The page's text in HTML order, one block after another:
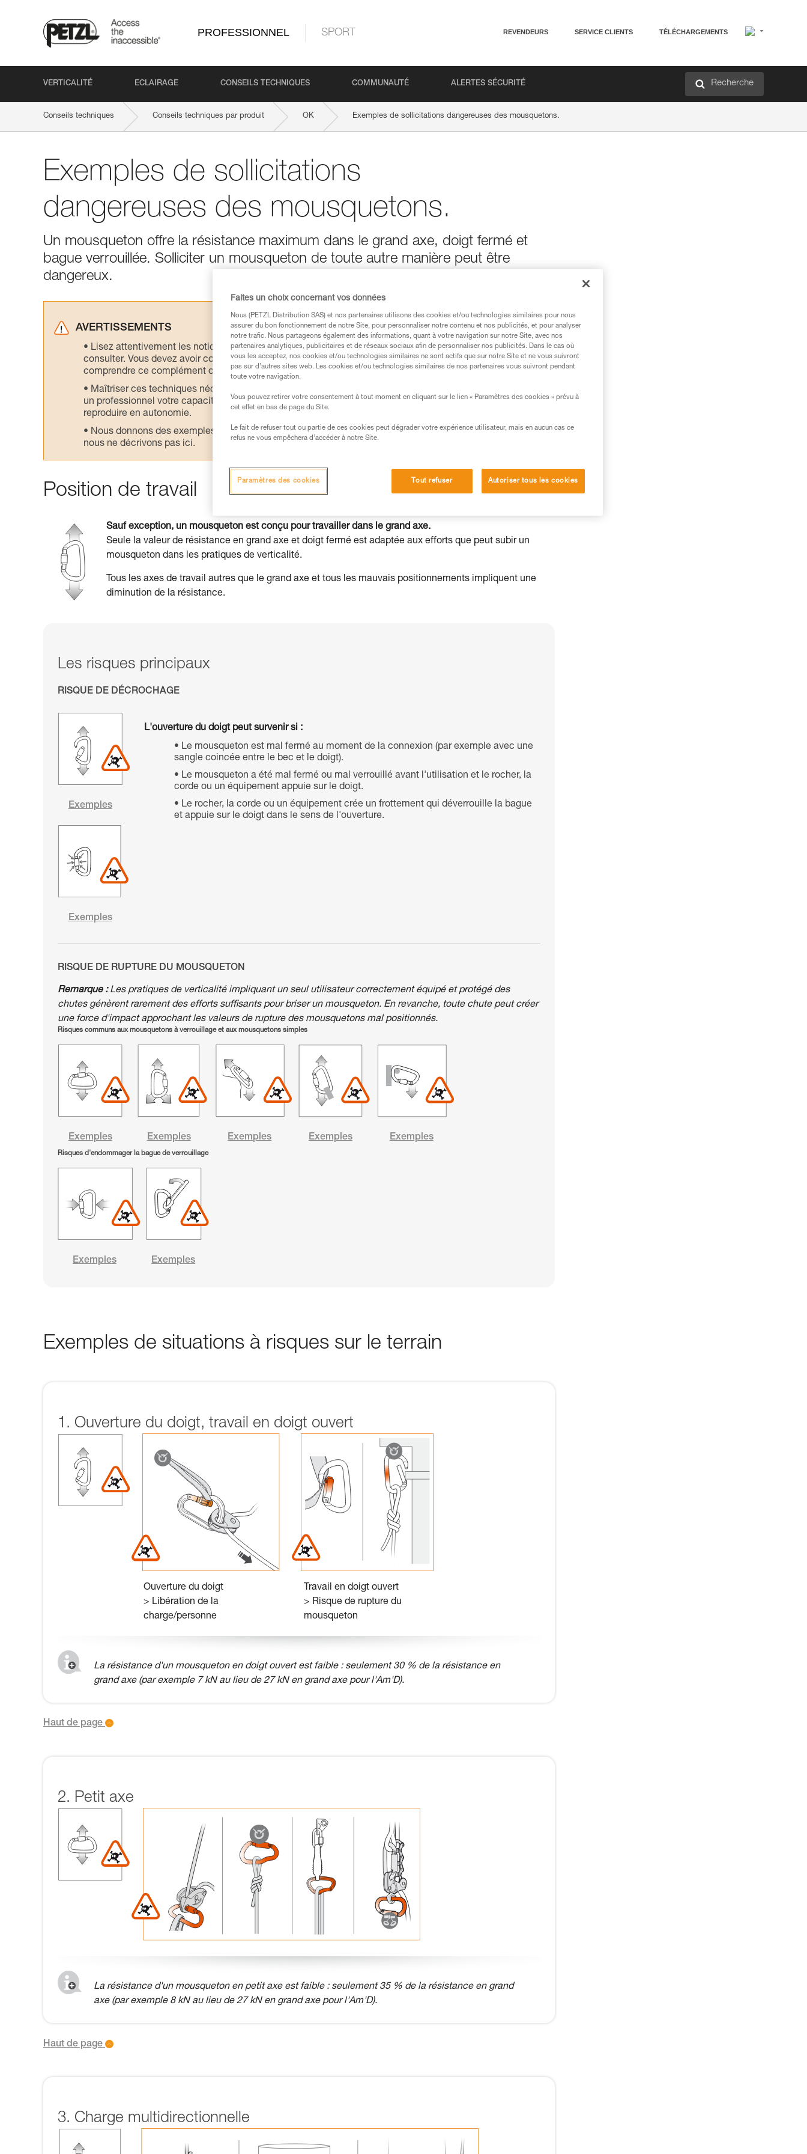
PROFESSIONNEL SPORT REVENDEURS SERVICE CLIENTS TÉLÉCHARGEMENTS
VERTICALITÉ ECLAIRAGE CONSEILS TECHNIQUES COMMUNAUTÉ ALERTES SÉCURITÉ Recherche
Conseils techniques Conseils techniques par produit OK Exemples de sollicitations dangereuses des mousquetons.
Exemples de sollicitations
dangereuses des mousquetons.
Un mousqueton offre la résistance maximum dans le grand axe, doigt fermé et
bague verrouillée. Solliciter un mousqueton de toute autre manière peut être
dangereux.
AVERTISSEMENTS
Lisez attentivement les notices techniques des produits utilisés dans ce conseil avant de le
consulter. Vous devez avoir compris les informations de la notice technique pour pouvoir
comprendre ce complément d’informations.
Maîtriser ces techniques nécessite une formation et un entraînement spécifique. Validez avec
un professionnel votre capacité à refaire la manipulation, seul, en toute sécurité, avant de la
reproduire en autonomie.
Nous donnons des exemples de techniques liées à votre activité. Il peut en exister d’autres que
nous ne décrivons pas ici.
Position de travail
Sauf exception, un mousqueton est conçu pour travailler dans le grand axe.
Seule la valeur de résistance en grand axe et doigt fermé est adaptée aux efforts que peut subir un
mousqueton dans les pratiques de verticalité.
Tous les axes de travail autres que le grand axe et tous les mauvais positionnements impliquent une
diminution de la résistance.
Les risques principaux
RISQUE DE DÉCROCHAGE
Exemples
Exemples
L'ouverture du doigt peut survenir si :
Le mousqueton est mal fermé au moment de la connexion (par exemple avec une
sangle coincée entre le bec et le doigt).
Le mousqueton a été mal fermé ou mal verrouillé avant l'utilisation et le rocher, la
corde ou un équipement appuie sur le doigt.
Le rocher, la corde ou un équipement crée un frottement qui déverrouille la bague
et appuie sur le doigt dans le sens de l'ouverture.
RISQUE DE RUPTURE DU MOUSQUETON
Remarque :Les pratiques de verticalité impliquant un seul utilisateur correctement équipé et protégé des
chutes génèrent rarement des efforts suffisants pour briser un mousqueton. En revanche, toute chute peut créer
une force d'impact approchant les valeurs de rupture des mousquetons mal positionnés.
Risques communs aux mousquetons à verrouillage et aux mousquetons simples
Exemples Exemples Exemples Exemples Exemples
Risques d'endommager la bague de verrouillage
Exemples Exemples
Exemples de situations à risques sur le terrain
1. Ouverture du doigt, travail en doigt ouvert
Ouverture du doigt
> Libération de la
charge/personne
Travail en doigt ouvert
> Risque de rupture du
mousqueton
La résistance d'un mousqueton en doigt ouvert est faible : seulement 30 % de la résistance en
grand axe (par exemple 7 kN au lieu de 27 kN en grand axe pour l'Am'D).
Haut de page
2. Petit axe
La résistance d'un mousqueton en petit axe est faible : seulement 35 % de la résistance en grand
axe (par exemple 8 kN au lieu de 27 kN en grand axe pour l'Am'D).
Haut de page
3. Charge multidirectionnelle
Faites un choix concernant vos données
Nous (PETZL Distribution SAS) et nos partenaires utilisons des cookies et/ou technologies similaires pour nous
assurer du bon fonctionnement de notre Site, pour personnaliser notre contenu et nos publicités, et pour analyser
notre trafic. Nous partageons également des informations, quant à votre navigation sur notre Site, avec nos
partenaires analytiques, publicitaires et de réseaux sociaux afin de personnaliser nos publicités. Dans le cas où
vous les acceptez, nos cookies et/ou technologies similaires ne sont actifs que sur notre Site et ne vous suivront
pas sur d’autres sites web. Les cookies et/ou technologies similaires de nos partenaires vous suivront pendant
toute votre navigation.
Vous pouvez retirer votre consentement à tout moment en cliquant sur le lien « Paramètres des cookies » prévu à
cet effet en bas de page du Site.
Le fait de refuser tout ou partie de ces cookies peut dégrader votre expérience utilisateur, mais en aucun cas ce
refus ne vous empêchera d’accéder à notre Site.
Tout refuser Autoriser tous les cookies
Paramètres des cookies